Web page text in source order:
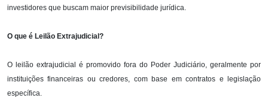
investidores que buscam maior previsibilidade jurídica.
O que é Leilão Extrajudicial?
O leilão extrajudicial é promovido fora do Poder Judiciário, geralmente por
instituições financeiras ou credores, com base em contratos e legislação
específica.